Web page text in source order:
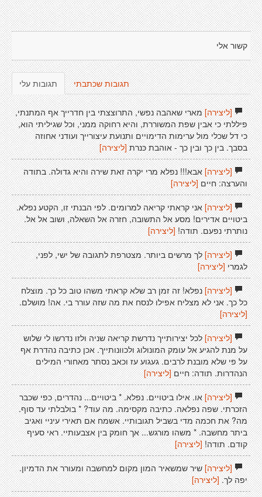
קשור אלי
תגובות עלי תגובות שכתבתי
[ליצירה]מארי שאהבה נפשי, התרוצצתי בין חדרייך אף המתנתי,
פיללתי כי אבין שפת המשוררת, והיא רחוקה ממני, וכל שגיליתי הוא,
כי דל שכלי מול ערימות הדימויים ותנועת עיצורייך ועודני אחוזה
בסבך. בין כך ובין כך - אוהבת כּנרת [ליצירה]
[ליצירה]אבא!!! נפלא מרי יקרה זאת שירה והיא גדולה. בתודה
והערצה: חיים [ליצירה]
[ליצירה]אני קראתי קריאה למרומים. לפי הבנתי זו, הקטע נפלא.
ביטויים אדירים! מסע אל התשובה, חזרה אל השאלה, ושוב אל אל.
נותרתי נפעם. תודה! [ליצירה]
[ליצירה]לך מרשים ביותר. מצטרפת לתגובה של ישי, לפני,
לגמרי [ליצירה]
[ליצירה]נפלא! זה זמן רב שלא קראתי משהו טוב כל כך. מוצלח
כל כך. אני לא מצליח אפילו לנסח את מה שזה עורר בי. אה! מושלם.
[ליצירה]
[ליצירה]לכל יצירותייך נדרשת קריאה שניה ולזו נדרשו לי שלוש
על מנת להגיע אל עומק המונולוג ולכוונותייך. אכן כתיבה נהדרת אף
על פי שלא מובנת לרבים. געגוע עז וכאב נסתר מאחורי המילים
הנהדרות. תודה: חיים [ליצירה]
[ליצירה]או. אילו ביטויים. נפלא. * ביטויים... נהדרים, כפי שכבר
הזכרתי. שפה נפלאה. כתיבה מקסימה. מה עוד? * בולבלתי עד סוף.
מה? את חכמה מדי בשביל תגובותיי. אשמח אם תאירי עיניי ואגיב
ביתר מחשבה. * משהו מורגש... אך חומק בין אצבעותיי. ראי סעיף
קודם. תודה! [ליצירה]
[ליצירה]שיר שמשאיר המון מקום למחשבה ומעורר את הדמיון.
יפה לך. [ליצירה]